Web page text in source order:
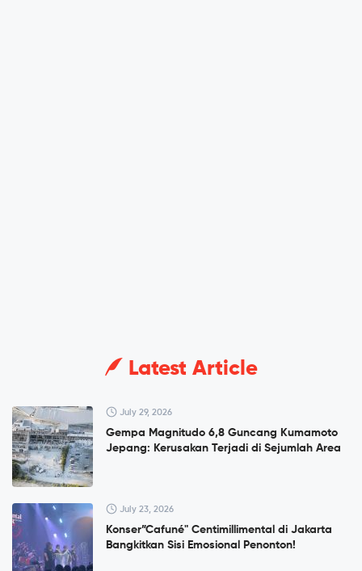
Latest Article
July 29, 2026
Gempa Magnitudo 6,8 Guncang Kumamoto
Jepang: Kerusakan Terjadi di Sejumlah Area
July 23, 2026
Konser”Cafuné" Centimillimental di Jakarta
Bangkitkan Sisi Emosional Penonton!